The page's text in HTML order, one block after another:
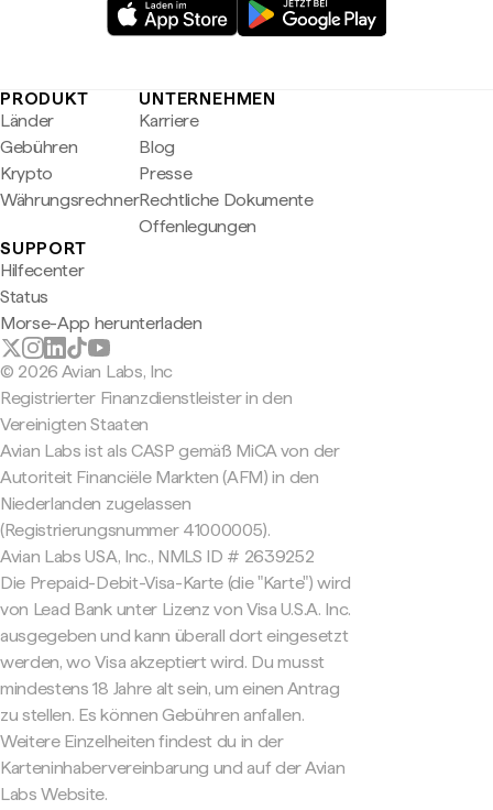
PRODUKT
Länder
Gebühren
Krypto
Währungsrechner
UNTERNEHMEN
Karriere
Blog
Presse
Rechtliche Dokumente
Offenlegungen
SUPPORT
Hilfecenter
Status
Morse-App herunterladen
© 2026 Avian Labs, Inc
Registrierter Finanzdienstleister in den
Vereinigten Staaten
Avian Labs ist als CASP gemäß MiCA von der
Autoriteit Financiële Markten (AFM) in den
Niederlanden zugelassen
(Registrierungsnummer 41000005).
Avian Labs USA, Inc., NMLS ID # 2639252
Die Prepaid-Debit-Visa-Karte (die "Karte") wird
von Lead Bank unter Lizenz von Visa U.S.A. Inc.
ausgegeben und kann überall dort eingesetzt
werden, wo Visa akzeptiert wird. Du musst
mindestens 18 Jahre alt sein, um einen Antrag
zu stellen. Es können Gebühren anfallen.
Weitere Einzelheiten findest du in der
Karteninhabervereinbarung und auf der Avian
Labs Website.